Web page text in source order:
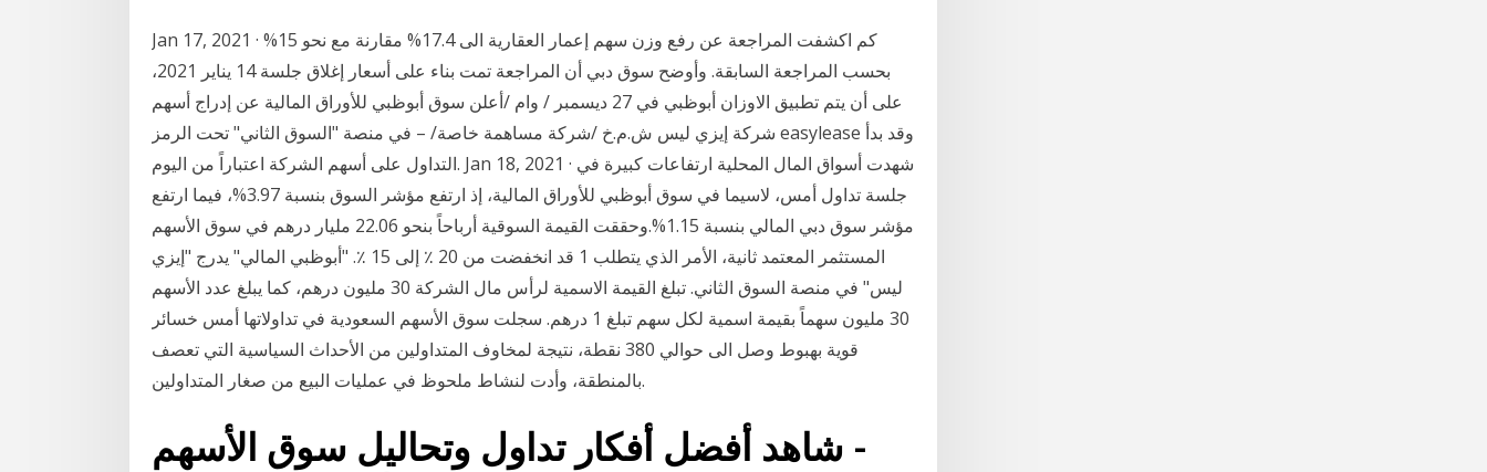
Jan 17, 2021 · كم اكشفت المراجعة عن رفع وزن سهم إعمار العقارية الى 17.4% مقارنة مع نحو 15%
بحسب المراجعة السابقة. وأوضح سوق دبي أن المراجعة تمت بناء على أسعار إغلاق جلسة 14 يناير 2021،
على أن يتم تطبيق الاوزان أبوظبي في 27 ديسمبر / وام /أعلن سوق أبوظبي للأوراق المالية عن إدراج أسهم
شركة إيزي ليس ش.م.خ /شركة مساهمة خاصة/ – في منصة "السوق الثاني" تحت الرمز easylease وقد بدأ
التداول على أسهم الشركة اعتباراً من اليوم. Jan 18, 2021 · شهدت أسواق المال المحلية ارتفاعات كبيرة في
جلسة تداول أمس، لاسيما في سوق أبوظبي للأوراق المالية، إذ ارتفع مؤشر السوق بنسبة 3.97%، فيما ارتفع
مؤشر سوق دبي المالي بنسبة 1.15%.وحققت القيمة السوقية أرباحاً بنحو 22.06 مليار درهم في سوق الأسهم
المستثمر المعتمد ثانية، الأمر الذي يتطلب 1 قد انخفضت من 20 ٪ إلى 15 ٪. "أبوظبي المالي" يدرج "إيزي
ليس" في منصة السوق الثاني. تبلغ القيمة الاسمية لرأس مال الشركة 30 مليون درهم، كما يبلغ عدد الأسهم
30 مليون سهماً بقيمة اسمية لكل سهم تبلغ 1 درهم. سجلت سوق الأسهم السعودية في تداولاتها أمس خسائر
قوية بهبوط وصل الى حوالي 380 نقطة، نتيجة لمخاوف المتداولين من الأحداث السياسية التي تعصف
بالمنطقة، وأدت لنشاط ملحوظ في عمليات البيع من صغار المتداولين.
شاهد أفضل أفكار تداول وتحاليل سوق الأسهم -